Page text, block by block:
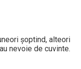
șoptind, alteori
nevoie de cuvinte.